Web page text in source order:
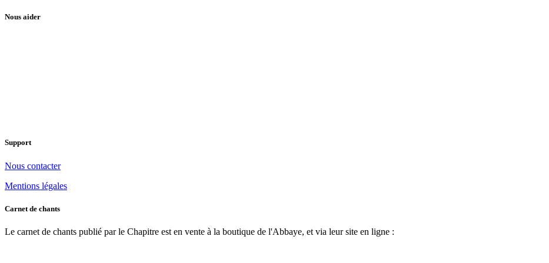
Nous aider
Support
Nous contacter
Mentions légales
Carnet de chants
Le carnet de chants publié par le Chapitre est en vente à la boutique de l'Abbaye, et via leur site en ligne :